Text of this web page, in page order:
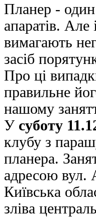
Планер - один
апаратів.
вимагають
засіб
Про ці
правильне
нашому
У суботу
клубу з
планера.
адресою вул.
Київська
зліва